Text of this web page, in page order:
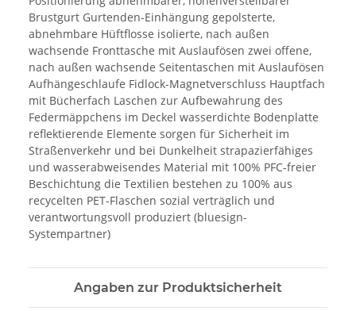
Brustgurt Gurtenden-Einhängung gepolsterte,
abnehmbare Hüftflosse isolierte, nach außen
wachsende Fronttasche mit Auslaufösen zwei offene,
nach außen wachsende Seitentaschen mit Auslaufösen
Aufhängeschlaufe Fidlock-Magnetverschluss Hauptfach
mit Bücherfach Laschen zur Aufbewahrung des
Federmäppchens im Deckel wasserdichte Bodenplatte
reflektierende Elemente sorgen für Sicherheit im
Straßenverkehr und bei Dunkelheit strapazierfähiges
und wasserabweisendes Material mit 100% PFC-freier
Beschichtung die Textilien bestehen zu 100% aus
recycelten PET-Flaschen sozial verträglich und
verantwortungsvoll produziert (bluesign-
Systempartner)
Angaben zur Produktsicherheit